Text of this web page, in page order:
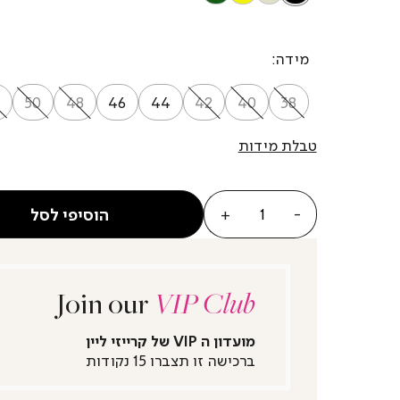
מידה
38
40
42
44
46
48
50
טבלת מידות
הוסיפי לסל
Join ourVIP Club
מועדון ה VIP של קרייזי ליין
ברכישה זו תצברו 15 נקודות